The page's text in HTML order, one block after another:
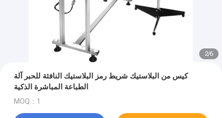
2/6
كيس من البلاستيك شريط رمز البلاستيك النافثة للحبر آلة
الطباعة المباشرة الذكية
MOQ：1